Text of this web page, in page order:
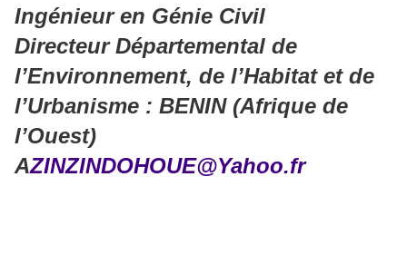
Ingénieur en Génie Civil
Directeur Départemental de
l’Environnement, de l’Habitat et de
l’Urbanisme : BENIN (Afrique de
l’Ouest)
AZINZINDOHOUE@Yahoo.fr